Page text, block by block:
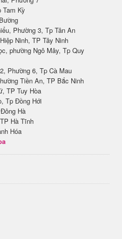
Tam Kỳ
Phường 3, Tp Tân An
Ninh, TP Tây Ninh
phường Ngô Mây, Tp Quy
Phường 6, Tp Cà Mau
Tiền An, TP Bắc Ninh
TP Tuy Hòa
Tp Đồng Hới
Hà
Hà Tĩnh
Hóa